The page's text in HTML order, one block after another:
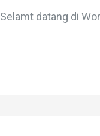
Selamt datang di